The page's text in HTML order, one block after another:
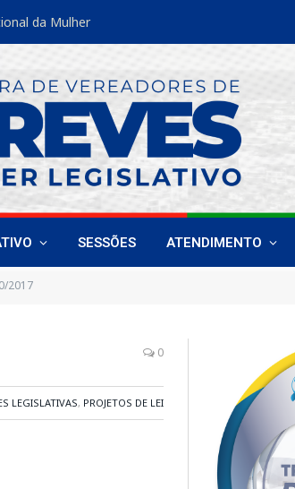
da Mulher
SESSÕES ATENDIMENTO
2017
0
LEGISLATIVAS, PROJETOS DE LEI